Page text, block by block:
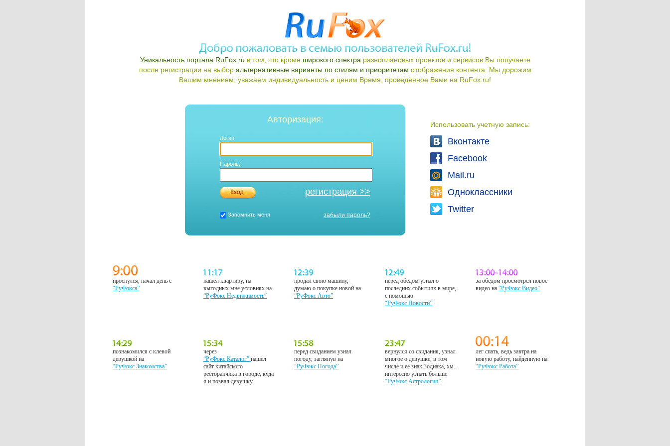
Уникальность портала RuFox.ru в том, что кроме широкого спектра разноплановых проектов и сервисов Вы получаете
после регистрации на выбор альтернативные варианты по стилям и приоритетам отображения контента. Мы дорожим
Вашим мнением, уважаем индивидуальность и ценим Время, проведённое Вами на RuFox.ru!
Использовать учетную запись:
Вконтакте
Facebook
Mail.ru
Одноклассники
Twitter
Авторизация:
Логин:
Пароль:
регистрация >>
Запомнить меня забыли пароль?
проснулся, начал день с
“РуФокса”
нашел квартиру, на
выгодных мне условиях на
“РуФокс Недвижимость”
продал свою машину,
думаю о покупке новой на
“РуФокс Авто”
перед обедом узнал о
последних событиях в мире,
с помошью
“РуФокс Новости”
за обедом просмотрел новое
видео на“РуФокс Видео”
познакомился с клевой
девушкой на
“РуФокс Знакомства”
через
“РуФокс Каталог”нашел
сайт китайского
ресторанчика в городе, куда
я и позвал девушку
перед свиданием узнал
погоду, заглянув на
“РуФокс Погода”
вернулся со свидания, узнал
многое о девушке, в том
числе и ее знак Зодиака, хм..
интересно узнать больше
“РуФокс Астрология”
лег спать, ведь завтра на
новую работу, найденную на
“РуФокс Работа”